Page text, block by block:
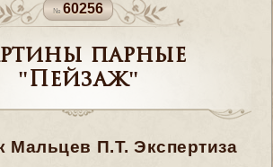
60256
парные
"Пейзаж"
Мальцев П.Т. Экспертиза